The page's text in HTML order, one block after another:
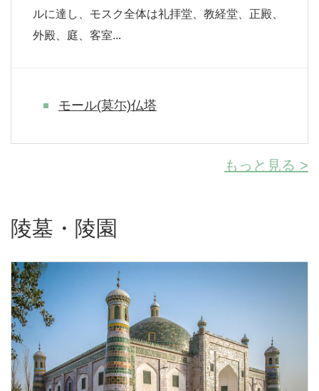
ルに達し、モスク全体は礼拝堂、教経堂、正殿、
外殿、庭、客室...
モール(莫尓)仏塔
もっと見る >
陵墓・陵園